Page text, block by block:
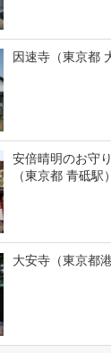
因速寺（東京都
安倍晴明のお守
（東京都 青砥駅）
大安寺（東京都